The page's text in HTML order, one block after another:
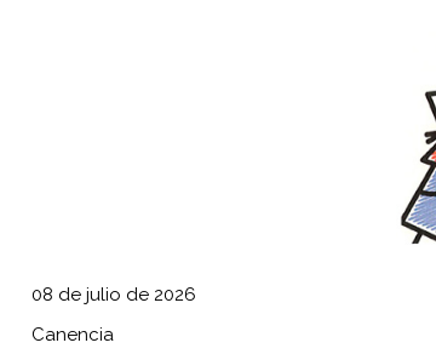
08 de julio de 2026
Canencia